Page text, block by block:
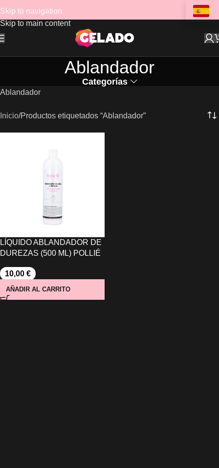
Skip to navigation
Skip to main content
Ablandador
Categorías
Ablandador
Inicio Productos etiquetados “Ablandador”
LÍQUIDO ABLANDADOR DE
DUREZAS (500 ML) POLLIÉ
10,00 €
AÑADIR AL CARRITO